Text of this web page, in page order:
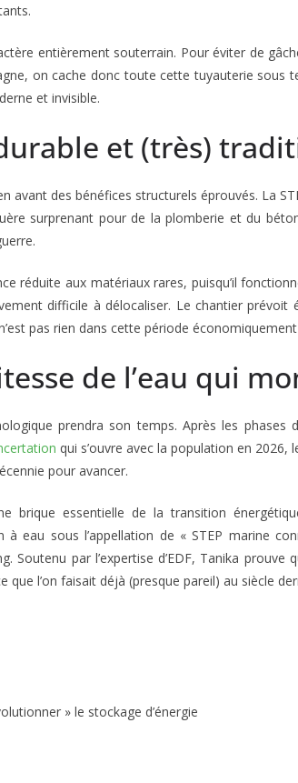
entièrement souterrain. Pour éviter de
on cache donc toute cette tuyauterie sous
et invisible.
et (très)
avant des bénéfices structurels éprouvés. La
surprenant pour de la plomberie et du
réduite aux matériaux rares, puisqu’il
difficile à délocaliser. Le chantier prévoit
pas rien dans cette période
de l’eau qui
prendra son temps. Après les phases
qui s’ouvre avec la population en 2026,
pour avancer.
brique essentielle de la transition
eau sous l’appellation de « STEP marine
Soutenu par l’expertise d’EDF, Tanika prouve
l’on faisait déjà (presque pareil) au siècle
» le stockage d’énergie